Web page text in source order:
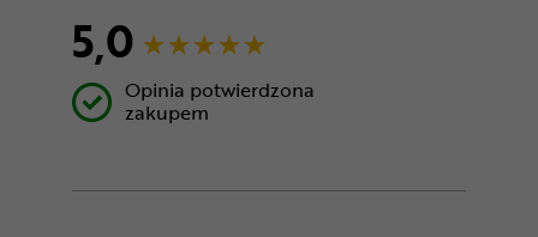
5,0
Opinia potwierdzona
zakupem